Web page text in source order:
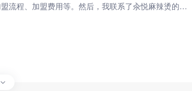
流程、加盟费用等。然后，我联系了汆悦麻辣烫的客